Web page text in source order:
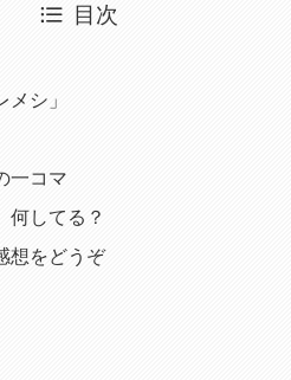
目次
シ」
一コマ
何してる？
想をどうぞ